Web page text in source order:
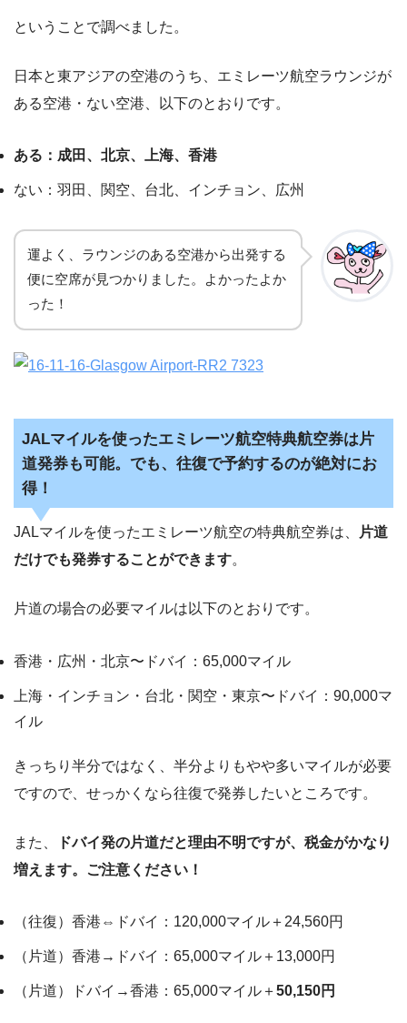
ということで調べました。
日本と東アジアの空港のうち、エミレーツ航空ラウンジが
ある空港・ない空港、以下のとおりです。
ある：成田、北京、上海、香港
ない：羽田、関空、台北、インチョン、広州
運よく、ラウンジのある空港から出発する
便に空席が見つかりました。よかったよか
った！
JALマイルを使ったエミレーツ航空特典航空券は片
道発券も可能。でも、往復で予約するのが絶対にお
得！
JALマイルを使ったエミレーツ航空の特典航空券は、
片道
だけでも発券することができます。
片道の場合の必要マイルは以下のとおりです。
香港・広州・北京〜ドバイ：65,000マイル
上海・インチョン・台北・関空・東京〜ドバイ：90,000マ
イル
きっちり半分ではなく、半分よりもやや多いマイルが必要
ですので、せっかくなら往復で発券したいところです。
また、 ドバイ発の片道だと理由不明ですが、税金がかなり
増えます。ご注意ください！
（往復）香港⇔ドバイ：120,000マイル＋24,560円
（片道）香港→ドバイ：65,000マイル＋13,000円
（片道）ドバイ→香港：65,000マイル＋50,150円